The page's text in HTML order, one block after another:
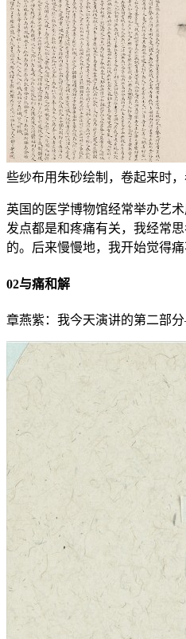
些纱布用朱砂绘制，卷起来时
英国的医学博物馆经常举办艺
发点都是和疼痛有关，我经常
的。后来慢慢地，我开始觉得
02与痛和解
章燕紫：我今天演讲的第二部